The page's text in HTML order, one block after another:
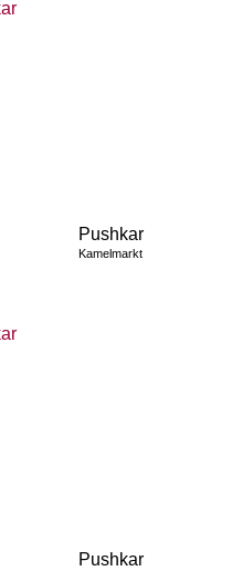
Pushkar
Kamelmarkt
Pushkar